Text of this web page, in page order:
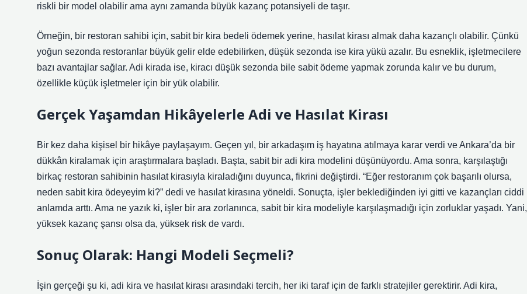
riskli bir model olabilir ama aynı zamanda büyük kazanç potansiyeli de taşır.
Örneğin, bir restoran sahibi için, sabit bir kira bedeli ödemek yerine, hasılat kirası almak daha kazançlı olabilir. Çünkü
yoğun sezonda restoranlar büyük gelir elde edebilirken, düşük sezonda ise kira yükü azalır. Bu esneklik, işletmecilere
bazı avantajlar sağlar. Adi kirada ise, kiracı düşük sezonda bile sabit ödeme yapmak zorunda kalır ve bu durum,
özellikle küçük işletmeler için bir yük olabilir.
Gerçek Yaşamdan Hikâyelerle Adi ve Hasılat Kirası
Bir kez daha kişisel bir hikâye paylaşayım. Geçen yıl, bir arkadaşım iş hayatına atılmaya karar verdi ve Ankara’da bir
dükkân kiralamak için araştırmalara başladı. Başta, sabit bir adi kira modelini düşünüyordu. Ama sonra, karşılaştığı
birkaç restoran sahibinin hasılat kirasıyla kiraladığını duyunca, fikrini değiştirdi. “Eğer restoranım çok başarılı olursa,
neden sabit kira ödeyeyim ki?” dedi ve hasılat kirasına yöneldi. Sonuçta, işler beklediğinden iyi gitti ve kazançları ciddi
anlamda arttı. Ama ne yazık ki, işler bir ara zorlanınca, sabit bir kira modeliyle karşılaşmadığı için zorluklar yaşadı. Yani,
yüksek kazanç şansı olsa da, yüksek risk de vardı.
Sonuç Olarak: Hangi Modeli Seçmeli?
İşin gerçeği şu ki, adi kira ve hasılat kirası arasındaki tercih, her iki taraf için de farklı stratejiler gerektirir. Adi kira,